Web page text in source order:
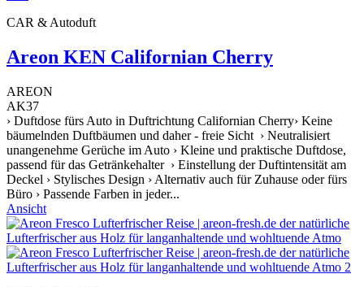
CAR & Autoduft
Areon KEN Californian Cherry
AREON
AK37
› Duftdose fürs Auto in Duftrichtung Californian Cherry› Keine
bäumelnden Duftbäumen und daher - freie Sicht › Neutralisiert
unangenehme Gerüche im Auto › Kleine und praktische Duftdose,
passend für das Getränkehalter › Einstellung der Duftintensität am
Deckel › Stylisches Design › Alternativ auch für Zuhause oder fürs
Büro › Passende Farben in jeder...
Ansicht